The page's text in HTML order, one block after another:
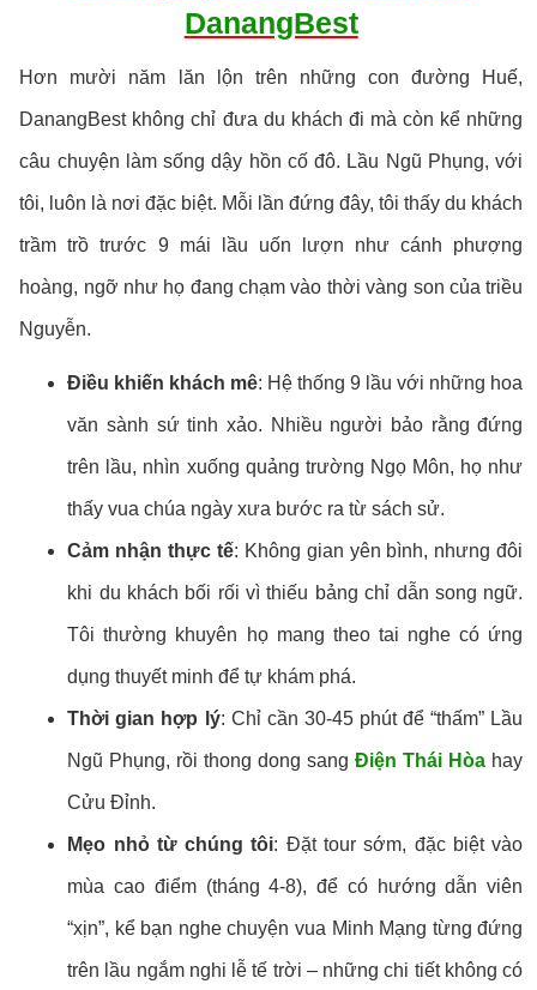
DanangBest
Hơn mười năm lăn lộn trên những con đường Huế,
DanangBest không chỉ đưa du khách đi mà còn kể những
câu chuyện làm sống dậy hồn cố đô. Lầu Ngũ Phụng, với
tôi, luôn là nơi đặc biệt. Mỗi lần đứng đây, tôi thấy du khách
trầm trồ trước 9 mái lầu uốn lượn như cánh phượng
hoàng, ngỡ như họ đang chạm vào thời vàng son của triều
Nguyễn.
Điều khiến khách mê: Hệ thống 9 lầu với những hoa
văn sành sứ tinh xảo. Nhiều người bảo rằng đứng
trên lầu, nhìn xuống quảng trường Ngọ Môn, họ như
thấy vua chúa ngày xưa bước ra từ sách sử.
Cảm nhận thực tế: Không gian yên bình, nhưng đôi
khi du khách bối rối vì thiếu bảng chỉ dẫn song ngữ.
Tôi thường khuyên họ mang theo tai nghe có ứng
dụng thuyết minh để tự khám phá.
Thời gian hợp lý: Chỉ cần 30-45 phút để “thấm” Lầu
Ngũ Phụng, rồi thong dong sangĐiện Thái Hòa hay
Cửu Đỉnh.
Mẹo nhỏ từ chúng tôi: Đặt tour sớm, đặc biệt vào
mùa cao điểm (tháng 4-8), để có hướng dẫn viên
“xịn”, kể bạn nghe chuyện vua Minh Mạng từng đứng
trên lầu ngắm nghi lễ tế trời – những chi tiết không có